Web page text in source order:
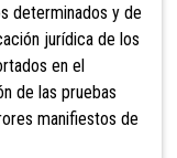
determinados y de
jurídica de los
en el
de las pruebas
manifiestos de